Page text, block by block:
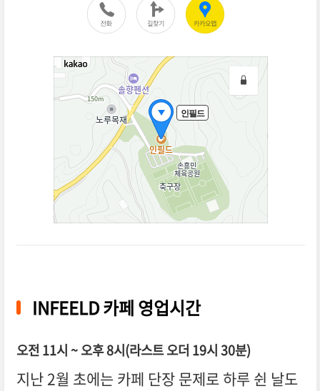
INFEELD 카페 영업시간
오전 11시 ~ 오후 8시(라스트 오더 19시 30분)
지난 2월 초에는 카페 단장 문제로 하루 쉰 날도